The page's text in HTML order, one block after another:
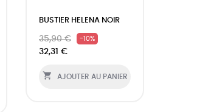
BUSTIER HELENA NOIR
35,90 € -10%
32,31 €
 AJOUTER AU PANIER